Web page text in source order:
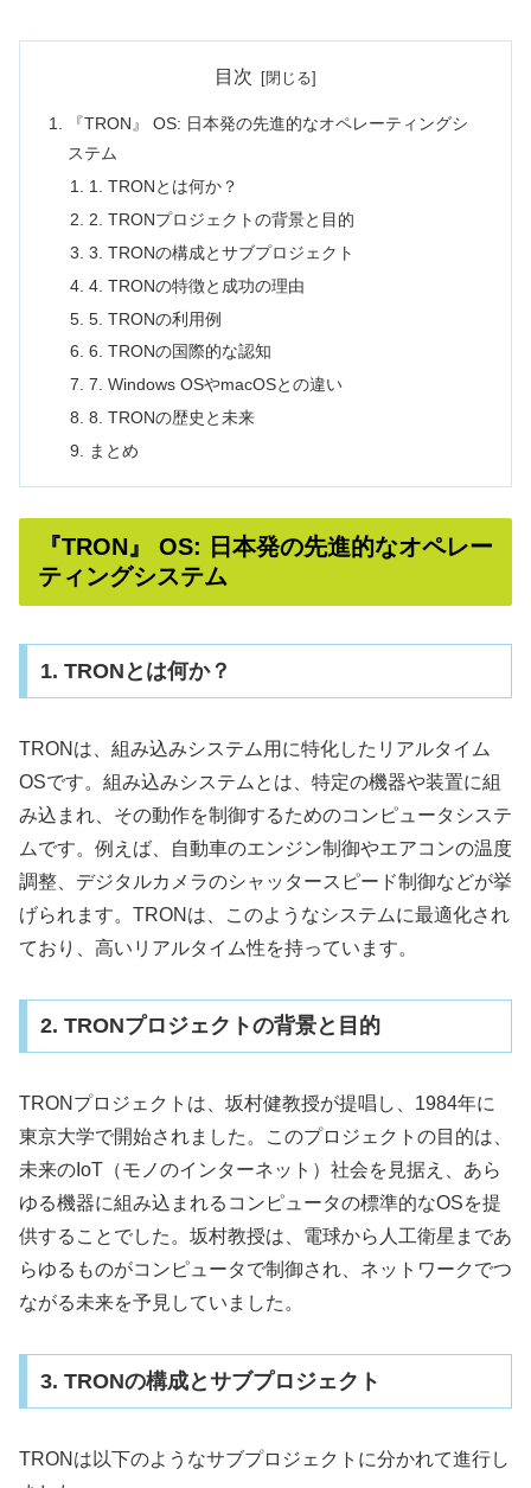
目次
『TRON』 OS: 日本発の先進的なオペレーティングシ
ステム
1. TRONとは何か？
2. TRONプロジェクトの背景と目的
3. TRONの構成とサブプロジェクト
4. TRONの特徴と成功の理由
5. TRONの利用例
6. TRONの国際的な認知
7. Windows OSやmacOSとの違い
8. TRONの歴史と未来
まとめ
『TRON』 OS: 日本発の先進的なオペレー
ティングシステム
1. TRONとは何か？
TRONは、組み込みシステム用に特化したリアルタイム
OSです。組み込みシステムとは、特定の機器や装置に組
み込まれ、その動作を制御するためのコンピュータシステ
ムです。例えば、自動車のエンジン制御やエアコンの温度
調整、デジタルカメラのシャッタースピード制御などが挙
げられます。TRONは、このようなシステムに最適化され
ており、高いリアルタイム性を持っています。
2. TRONプロジェクトの背景と目的
TRONプロジェクトは、坂村健教授が提唱し、1984年に
東京大学で開始されました。このプロジェクトの目的は、
未来のIoT（モノのインターネット）社会を見据え、あら
ゆる機器に組み込まれるコンピュータの標準的なOSを提
供することでした。坂村教授は、電球から人工衛星まであ
らゆるものがコンピュータで制御され、ネットワークでつ
ながる未来を予見していました。
3. TRONの構成とサブプロジェクト
TRONは以下のようなサブプロジェクトに分かれて進行し